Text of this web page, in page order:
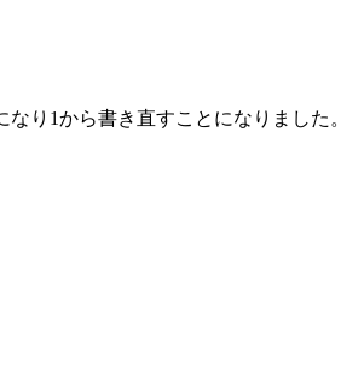
り1から書き直すことになりました。